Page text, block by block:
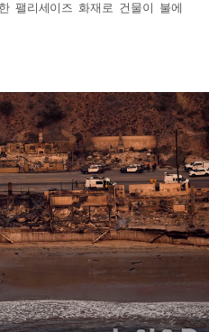
팰리세이즈 화재로 건물이 불에